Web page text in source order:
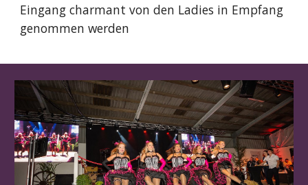
Eingang charmant von den Ladies in Empfang
genommen werden